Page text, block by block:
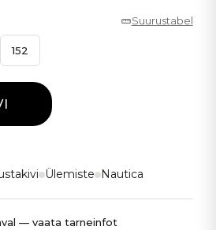
Suurustabel
152
Ülemiste Nautica
— vaata tarneinfot